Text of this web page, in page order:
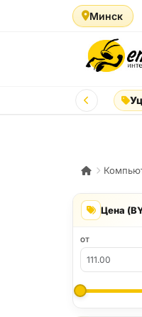
Минск
Цена
ОТ